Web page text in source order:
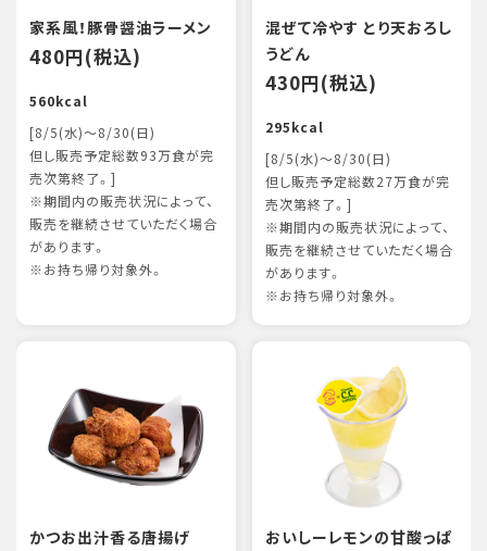
家系風！豚骨醤油ラーメン
480円(税込)
560kcal
[8/5(水)～8/30(日)
但し販売予定総数93万食が完
売次第終了。]
※期間内の販売状況によって、
販売を継続させていただく場合
があります。
※お持ち帰り対象外。
混ぜて冷やす とり天おろし
うどん
430円(税込)
295kcal
[8/5(水)～8/30(日)
但し販売予定総数27万食が完
売次第終了。]
※期間内の販売状況によって、
販売を継続させていただく場合
があります。
※お持ち帰り対象外。
かつお出汁香る唐揚げ
おいしーレモンの甘酸っぱ